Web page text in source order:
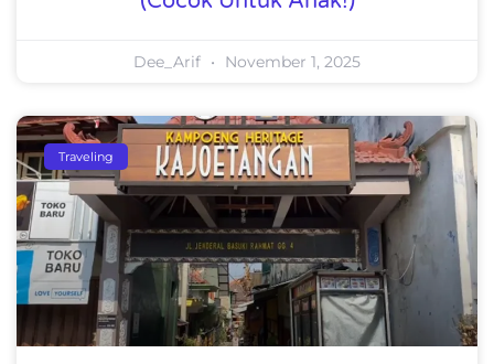
Dee_Arif November 1, 2025
Traveling